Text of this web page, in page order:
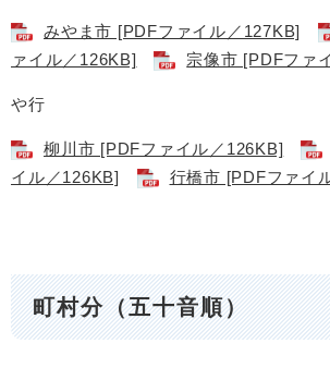
みやま市 [PDFファイル／127KB]
ァイル／126KB]
宗像市 [PDFファ
や行
柳川市 [PDFファイル／126KB]
イル／126KB]
行橋市 [PDFファイ
町村分（五十音順）